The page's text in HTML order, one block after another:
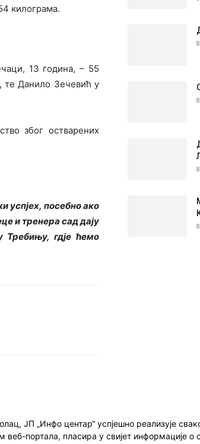
килограма.
13 година, – 55
те Данило Зечевић у
због остварених
успјех, посебно ако
и тренера сад дају
Требињу, гдје ћемо
ЈП „Инфо центар“ успјешно реализује
веб-портала, пласира у свијет информације